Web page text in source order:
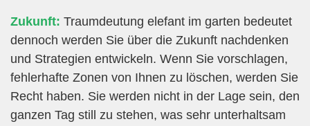
Zukunft: Traumdeutung elefant im garten bedeutet
dennoch werden Sie über die Zukunft nachdenken
und Strategien entwickeln. Wenn Sie vorschlagen,
fehlerhafte Zonen von Ihnen zu löschen, werden Sie
Recht haben. Sie werden nicht in der Lage sein, den
ganzen Tag still zu stehen, was sehr unterhaltsam